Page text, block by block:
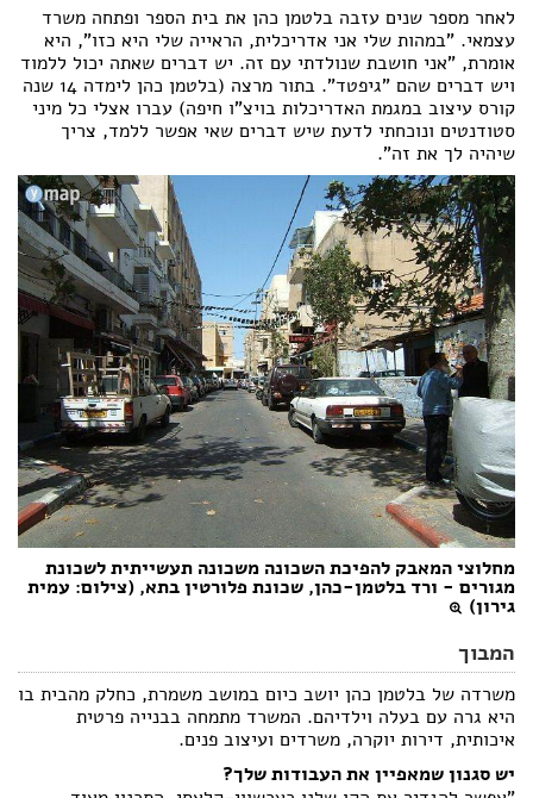
לאחר מספר שנים עזבה בלטמן כהן את בית הספר ופתחה משרד
עצמאי. "במהות שלי אני אדריכלית, הראייה שלי היא כזו", היא
אומרת, "אני חושבת שנולדתי עם זה. יש דברים שאתה יכול ללמוד
ויש דברים שהם "גיפטד". בתור מרצה (בלטמן כהן לימדה 14 שנה
קורס עיצוב במגמת האדריכלות בויצ"ו חיפה) עברו אצלי כל מיני
סטודנטים ונוכחתי לדעת שיש דברים שאי אפשר ללמד, צריך
שיהיה לך את זה".
מחלוצי המאבק להפיכת השכונה משכונה תעשייתית לשכונת
מגורים - ורד בלטמן-כהן, שכונת פלורטין בתא, (צילום: עמית
גירון)
המבוך
משרדה של בלטמן כהן יושב כיום במושב משמרת, כחלק מהבית בו
היא גרה עם בעלה וילדיהם. המשרד מתמחה בבנייה פרטית
איכותית, דירות יוקרה, משרדים ועיצוב פנים.
יש סגנון שמאפיין את העבודות שלך?